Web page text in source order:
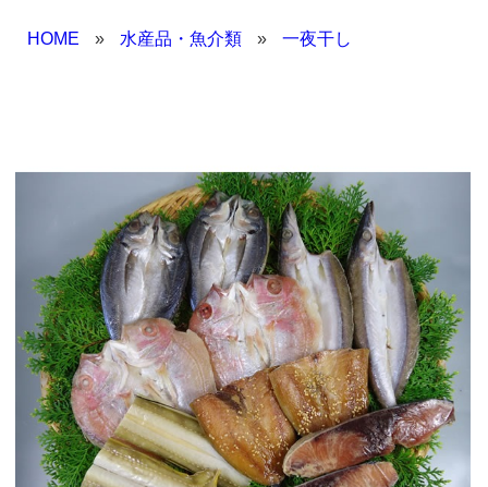
HOME » 水産品・魚介類 » 一夜干し